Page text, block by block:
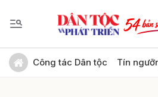
Công tác Dân tộc Tín
Gửi bình luận